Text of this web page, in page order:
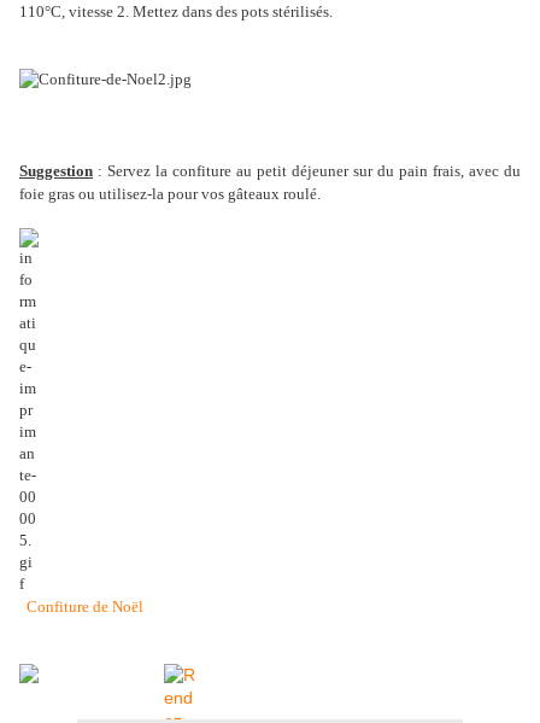
110°C, vitesse 2. Mettez dans des pots stérilisés.
Suggestion : Servez la confiture au petit déjeuner sur du pain frais, avec du
foie gras ou utilisez-la pour vos gâteaux roulé.
Confiture de Noël